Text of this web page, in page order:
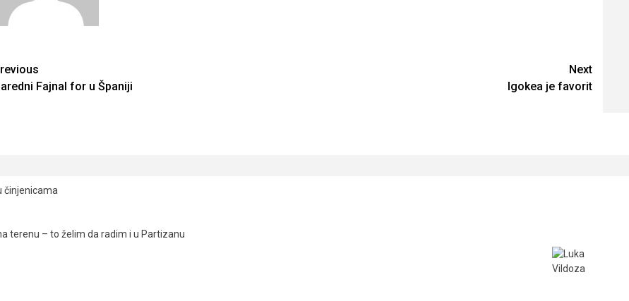
Fajnal for u Španiji
Next
Igokea je favorit
činjenicama
terenu – to želim da radim i u Partizanu